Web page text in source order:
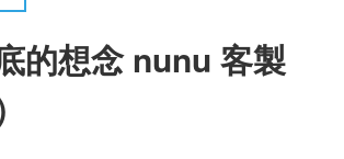
的想念 nunu 客製